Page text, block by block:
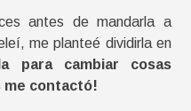
antes de mandarla a
me planteé dividirla en
para cambiar cosas
me contactó!